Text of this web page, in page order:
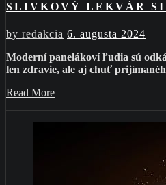
SLIVKOVÝ LEKVÁR
by redakcia 6. augusta 2024
Moderní panelákoví ľudia sú
len zdravie, ale aj chuť
Read More